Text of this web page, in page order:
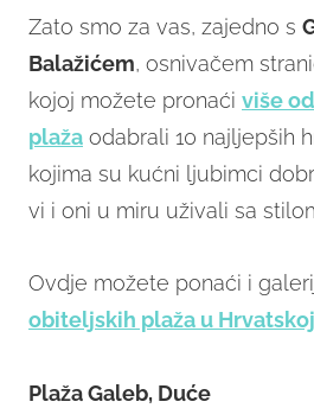
Zato smo za vas, zajedno s
Balažićem, osnivačem
kojoj možete pronaći više
plaža odabrali 10 najljepših
kojima su kućni ljubimci
vi i oni u miru uživali sa
Ovdje možete ponaći i
obiteljskih plaža u
Plaža Galeb, Duće